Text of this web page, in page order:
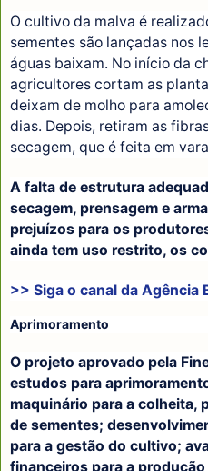
O cultivo da malva é
sementes são lançadas nos
águas baixam. No início da
agricultores cortam as
deixam de molho para
dias. Depois, retiram as
secagem, que é feita em
A falta de estrutura
secagem, prensagem e
prejuízos para os
ainda tem uso restrito, os
>> Siga o canal da Agência
Aprimoramento
O projeto aprovado pela
estudos para
maquinário para a colheita,
de sementes;
para a gestão do cultivo;
financeiros para a